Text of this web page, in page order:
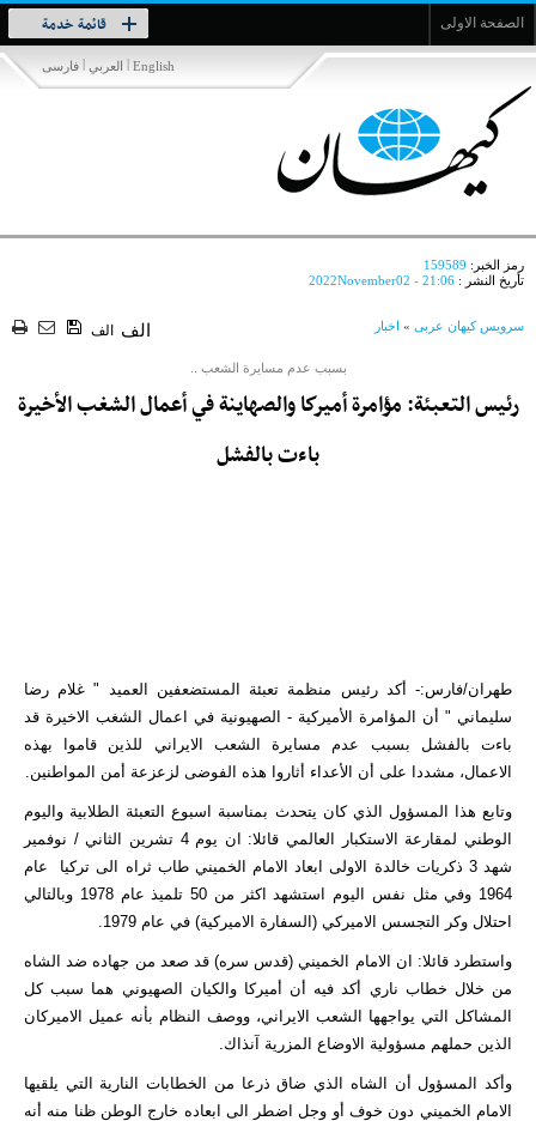
الصفحة الاولى قائمة خدمة
Toggle
navigation
فارسی | العربي | English
رمز الخبر: 159589
تأريخ النشر : 2022November02 - 21:06
سرویس کیهان عربی » اخبار الف الف
بسبب عدم مسايرة الشعب ..
رئيس التعبئة: مؤامرة أميركا والصهاينة في أعمال الشغب الأخيرة
باءت بالفشل
طهران/فارس:- أكد رئيس منظمة تعبئة المستضعفين العميد " غلام رضا
سليماني " أن المؤامرة الأميركية - الصهيونية في اعمال الشغب الاخيرة قد
باءت بالفشل بسبب عدم مسايرة الشعب الايراني للذين قاموا بهذه
الاعمال، مشددا على أن الأعداء أثاروا هذه الفوضى لزعزعة أمن المواطنين.
وتابع هذا المسؤول الذي كان يتحدث بمناسبة اسبوع التعبئة الطلابية واليوم
الوطني لمقارعة الاستكبار العالمي قائلا: ان يوم 4 تشرين الثاني / نوفمير
شهد 3 ذكريات خالدة الاولى ابعاد الامام الخميني طاب ثراه الى تركيا عام
1964 وفي مثل نفس اليوم استشهد اكثر من 50 تلميذ عام 1978 وبالتالي
احتلال وكر التجسس الاميركي (السفارة الاميركية) في عام 1979.
واستطرد قائلا: ان الامام الخميني (قدس سره) قد صعد من جهاده ضد الشاه
من خلال خطاب ناري أكد فيه أن أميركا والكيان الصهيوني هما سبب كل
المشاكل التي يواجهها الشعب الايراني، ووصف النظام بأنه عميل الاميركان
الذين حملهم مسؤولية الاوضاع المزرية آنذاك.
وأكد المسؤول أن الشاه الذي ضاق ذرعا من الخطابات النارية التي يلقيها
الامام الخميني دون خوف أو وجل اضطر الى ابعاده خارج الوطن ظنا منه أنه